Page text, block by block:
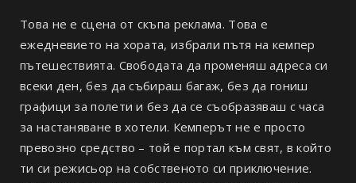
Това не е сцена от скъпа реклама. Това е
ежедневието на хората, избрали пътя на кемпер
пътешествията. Свободата да променяш адреса си
всеки ден, без да събираш багаж, без да гониш
графици за полети и без да се съобразяваш с часа
за настаняване в хотели. Кемперът не е просто
превозно средство – той е портал към свят, в който
ти си режисьор на собственото си приключение.